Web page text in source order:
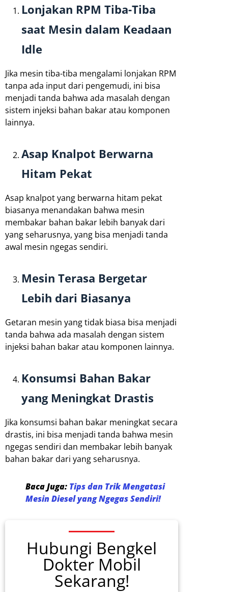
Lonjakan RPM Tiba-Tiba
saat Mesin dalam Keadaan
Idle
Jika mesin tiba-tiba mengalami lonjakan RPM
tanpa ada input dari pengemudi, ini bisa
menjadi tanda bahwa ada masalah dengan
sistem injeksi bahan bakar atau komponen
lainnya.
Asap Knalpot Berwarna
Hitam Pekat
Asap knalpot yang berwarna hitam pekat
biasanya menandakan bahwa mesin
membakar bahan bakar lebih banyak dari
yang seharusnya, yang bisa menjadi tanda
awal mesin ngegas sendiri.
Mesin Terasa Bergetar
Lebih dari Biasanya
Getaran mesin yang tidak biasa bisa menjadi
tanda bahwa ada masalah dengan sistem
injeksi bahan bakar atau komponen lainnya.
Konsumsi Bahan Bakar
yang Meningkat Drastis
Jika konsumsi bahan bakar meningkat secara
drastis, ini bisa menjadi tanda bahwa mesin
ngegas sendiri dan membakar lebih banyak
bahan bakar dari yang seharusnya.
Baca Juga: Tips dan Trik Mengatasi
Mesin Diesel yang Ngegas Sendiri!
Hubungi Bengkel
Dokter Mobil
Sekarang!